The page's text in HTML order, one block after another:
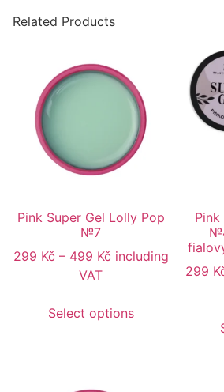
Related Products
Pink Super Gel Lolly Pop
№7
299 Kč – 499 Kč including
VAT
Select options
299